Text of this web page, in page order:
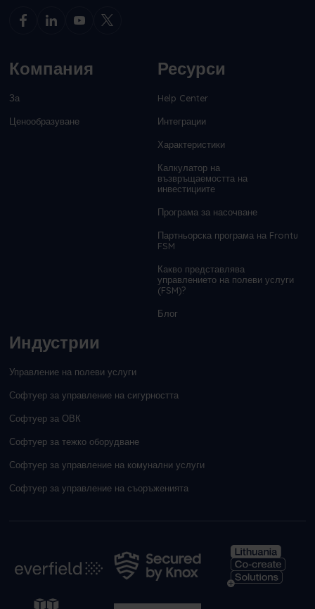
Компания
За
Ценообразуване
Ресурси
Help Center
Интеграции
Характеристики
Калкулатор на
възвръщаемостта на
инвестициите
Програма за насочване
Партньорска програма на Frontu
FSM
Какво представлява
управлението на полеви услуги
(FSM)?
Блог
Индустрии
Управление на полеви услуги
Софтуер за управление на сигурността
Софтуер за ОВК
Софтуер за тежко оборудване
Софтуер за управление на комунални услуги
Софтуер за управление на съоръженията